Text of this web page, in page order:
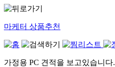
마케터 상품추천
가정용 PC 견적을 보고있습니다.